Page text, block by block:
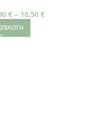
€ – 10,50 €